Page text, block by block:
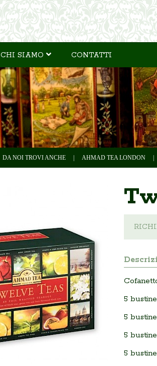
CHI SIAMO CONTATTI
DA NOI TROVI ANCHE AHMAD TEA LONDON
5
5
5
5